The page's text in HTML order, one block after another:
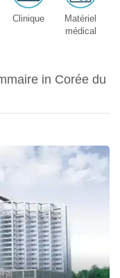
Clinique
Matériel
médical
in Corée du